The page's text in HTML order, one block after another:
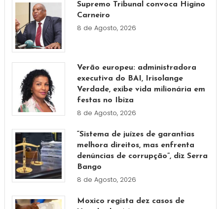
Supremo Tribunal convoca Higino
Carneiro
8 de Agosto, 2026
Verão europeu: administradora
executiva do BAI, Irisolange
Verdade, exibe vida milionária em
festas no Ibiza
8 de Agosto, 2026
“Sistema de juízes de garantias
melhora direitos, mas enfrenta
denúncias de corrupção”, diz Serra
Bango
8 de Agosto, 2026
Moxico regista dez casos de